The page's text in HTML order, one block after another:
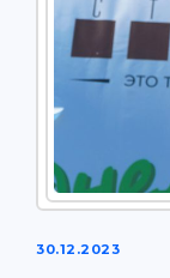
30.12.2023